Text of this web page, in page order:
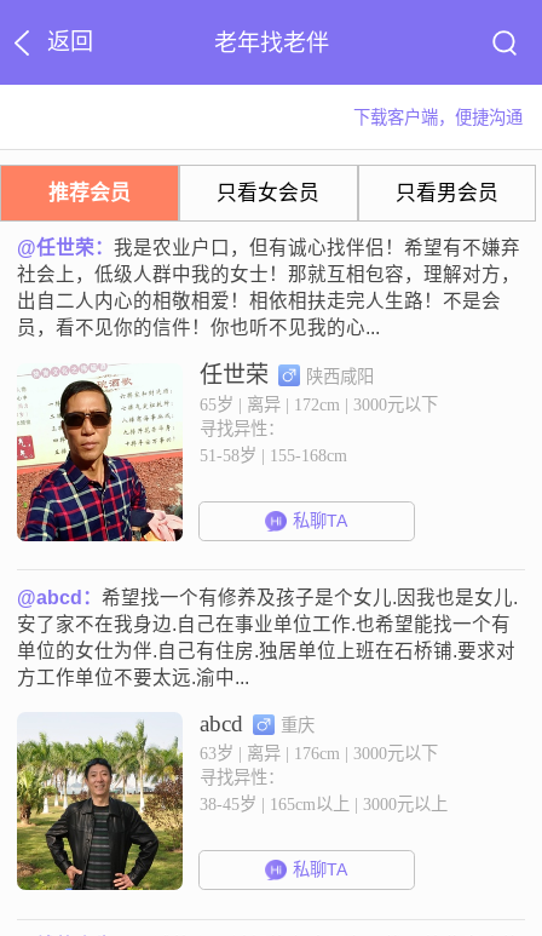
返回 老年找老伴
下载客户端，便捷沟通
推荐会员 只看女会员 只看男会员
@任世荣：我是农业户口，但有诚心找伴侣！希望有不嫌弃
社会上，低级人群中我的女士！那就互相包容，理解对方，
出自二人内心的相敬相爱！相依相扶走完人生路！不是会
员，看不见你的信件！你也听不见我的心...
任世荣
陕西咸阳
65岁 | 离异 | 172cm | 3000元以下
寻找异性：
51-58岁 | 155-168cm
私聊TA
@abcd：希望找一个有修养及孩子是个女儿.因我也是女儿.
安了家不在我身边.自己在事业单位工作.也希望能找一个有
单位的女仕为伴.自己有住房.独居单位上班在石桥铺.要求对
方工作单位不要太远.渝中...
abcd
重庆
63岁 | 离异 | 176cm | 3000元以下
寻找异性：
38-45岁 | 165cm以上 | 3000元以上
私聊TA